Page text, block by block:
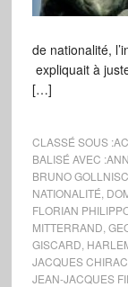
de nationalité,
expliquait à
[…]
CLASSÉ SOUS :
BALISÉ AVEC :
BRUNO
NATIONALITÉ
FLORIAN
MITTERRAND
GISCARD
JACQUES CHIRAC
JEAN-JACQUES